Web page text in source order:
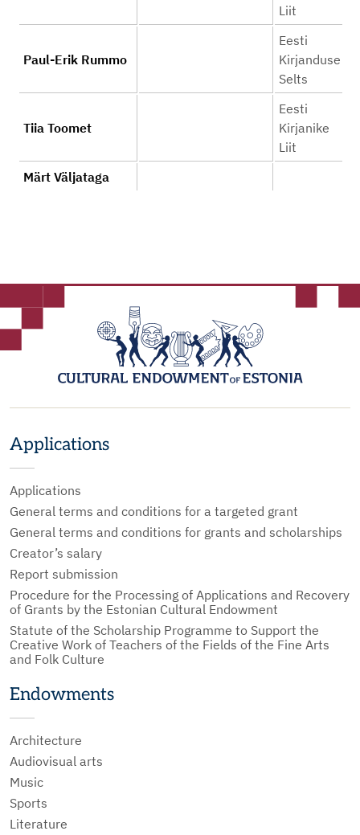
Liit
Paul-Erik Rummo
Eesti
Kirjanduse
Selts
Tiia Toomet
Eesti
Kirjanike
Liit
Märt Väljataga
Applications
Applications
General terms and conditions for a targeted grant
General terms and conditions for grants and scholarships
Creator’s salary
Report submission
Procedure for the Processing of Applications and Recovery
of Grants by the Estonian Cultural Endowment
Statute of the Scholarship Programme to Support the
Creative Work of Teachers of the Fields of the Fine Arts
and Folk Culture
Endowments
Architecture
Audiovisual arts
Music
Sports
Literature